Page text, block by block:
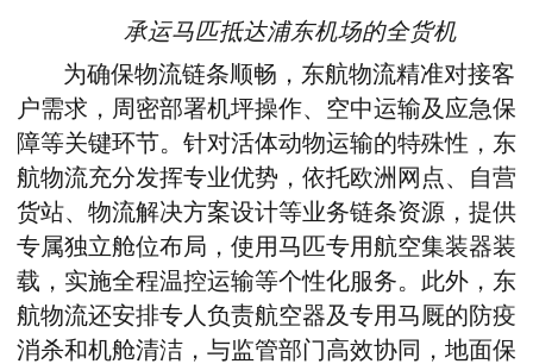
承运马匹抵达浦东机场的全货机
为确保物流链条顺畅，东航物流精准对接客
户需求，周密部署机坪操作、空中运输及应急保
障等关键环节。针对活体动物运输的特殊性，东
航物流充分发挥专业优势，依托欧洲网点、自营
货站、物流解决方案设计等业务链条资源，提供
专属独立舱位布局，使用马匹专用航空集装器装
载，实施全程温控运输等个性化服务。此外，东
航物流还安排专人负责航空器及专用马厩的防疫
消杀和机舱清洁，与监管部门高效协同，地面保